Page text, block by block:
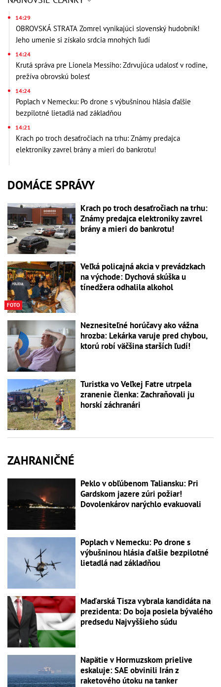
14:29
OBROVSKÁ STRATA Zomrel vynikajúci slovenský hudobník!
Jeho umenie si získalo srdcia mnohých ľudí
14:24
Krutá správa pre Lionela Messiho: Zdrvujúca udalosť v rodine,
prežíva obrovskú bolesť
14:24
Poplach v Nemecku: Po drone s výbušninou hlásia ďalšie
bezpilotné lietadlá nad základňou
14:21
Krach po troch desaťročiach na trhu: Známy predajca
elektroniky zavrel brány a mieri do bankrotu!
DOMÁCE SPRÁVY
Krach po troch desaťročiach na trhu:
Známy predajca elektroniky zavrel
brány a mieri do bankrotu!
FOTO
Veľká policajná akcia v prevádzkach
na východe: Dychová skúška u
tínedžera odhalila alkohol
Neznesiteľné horúčavy ako vážna
hrozba: Lekárka varuje pred chybou,
ktorú robí väčšina starších ľudí!
Turistka vo Veľkej Fatre utrpela
zranenie členka: Zachraňovali ju
horskí záchranári
ZAHRANIČNÉ
Peklo v obľúbenom Taliansku: Pri
Gardskom jazere zúri požiar!
Dovolenkárov narýchlo evakuovali
Poplach v Nemecku: Po drone s
výbušninou hlásia ďalšie bezpilotné
lietadlá nad základňou
Maďarská Tisza vybrala kandidáta na
prezidenta: Do boja posiela bývalého
predsedu Najvyššieho súdu
Napätie v Hormuzskom prielive
eskaluje: SAE obvinili Irán z
raketového útoku na tanker